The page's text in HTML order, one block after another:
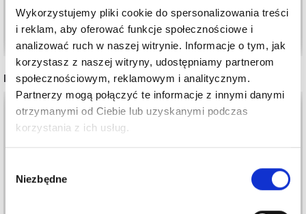
Wykorzystujemy pliki cookie do spersonalizowania treści
i reklam, aby oferować funkcje społecznościowe i
analizować ruch w naszej witrynie. Informacje o tym, jak
korzystasz z naszej witryny, udostępniamy partnerom
społecznościowym, reklamowym i analitycznym.
Partnerzy mogą połączyć te informacje z innymi danymi
otrzymanymi od Ciebie lub uzyskanymi podczas
korzystania z ich usług.
zgody
Niezbędne
Dodaj do koszyka Dodaj do koszyka
INNI TEŻ WIDZIELI